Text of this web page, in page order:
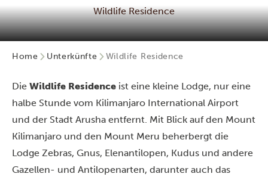
Wildlife Residence
Home Unterkünfte Wildlife Residence
Die Wildlife Residence ist eine kleine Lodge, nur eine
halbe Stunde vom Kilimanjaro International Airport
und der Stadt Arusha entfernt. Mit Blick auf den Mount
Kilimanjaro und den Mount Meru beherbergt die
Lodge Zebras, Gnus, Elenantilopen, Kudus und andere
Gazellen- und Antilopenarten, darunter auch das